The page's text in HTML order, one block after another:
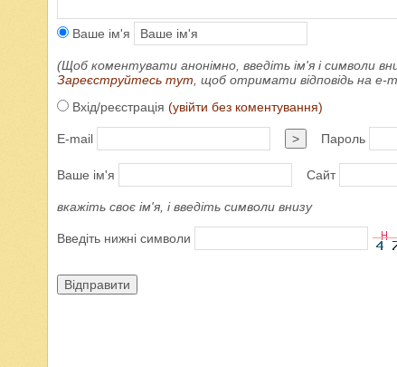
Ваше ім'я
(Щоб коментувати анонімно, введіть ім'я і символи
Зареєструйтесь тут, щоб отримати відповідь на
Вхід/реєстрація (увійти без коментування)
E-mail > Пароль
Ваше ім'я Сайт
вкажіть своє ім'я, і введіть символи внизу
Введіть нижні символи
Відправити